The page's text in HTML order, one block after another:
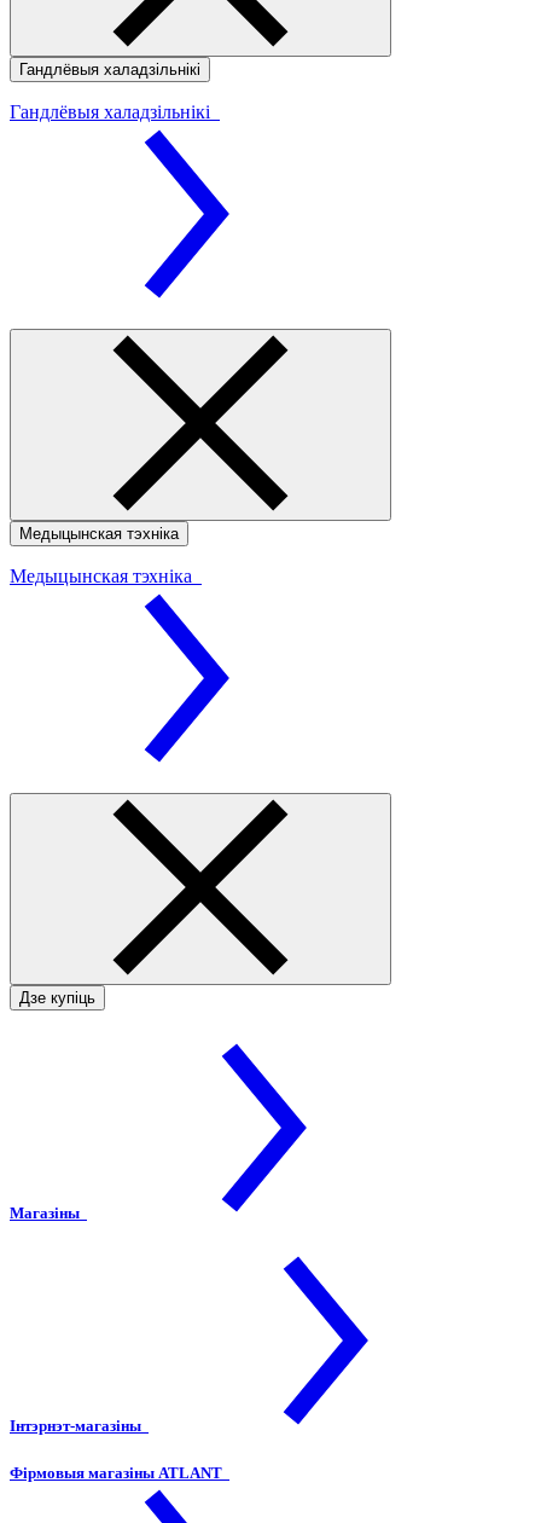
Гандлёвыя халадзільнікі
Гандлёвыя халадзільнікі
Медыцынская тэхніка
Медыцынская тэхніка
Дзе купіць
Магазіны
Інтэрнэт-магазіны
Фірмовыя магазіны ATLANT